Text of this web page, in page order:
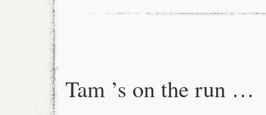
Tam ’s on the run …